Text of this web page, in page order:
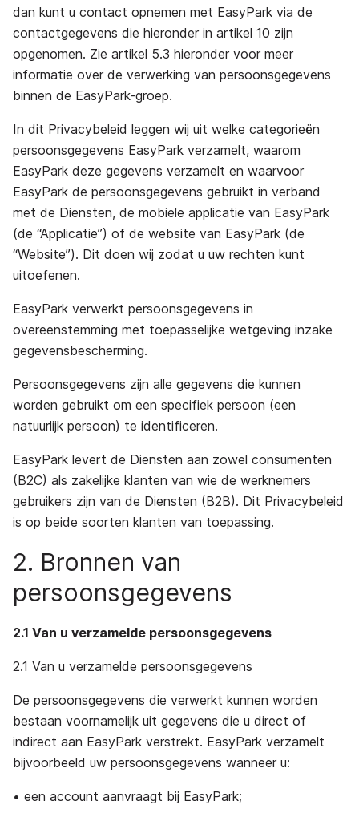
dan kunt u contact opnemen met EasyPark via de
contactgegevens die hieronder in artikel 10 zijn
opgenomen. Zie artikel 5.3 hieronder voor meer
informatie over de verwerking van persoonsgegevens
binnen de EasyPark-groep.
In dit Privacybeleid leggen wij uit welke categorieën
persoonsgegevens EasyPark verzamelt, waarom
EasyPark deze gegevens verzamelt en waarvoor
EasyPark de persoonsgegevens gebruikt in verband
met de Diensten, de mobiele applicatie van EasyPark
(de “Applicatie”) of de website van EasyPark (de
“Website”). Dit doen wij zodat u uw rechten kunt
uitoefenen.
EasyPark verwerkt persoonsgegevens in
overeenstemming met toepasselijke wetgeving inzake
gegevensbescherming.
Persoonsgegevens zijn alle gegevens die kunnen
worden gebruikt om een specifiek persoon (een
natuurlijk persoon) te identificeren.
EasyPark levert de Diensten aan zowel consumenten
(B2C) als zakelijke klanten van wie de werknemers
gebruikers zijn van de Diensten (B2B). Dit Privacybeleid
is op beide soorten klanten van toepassing.
2. Bronnen van
persoonsgegevens
2.1 Van u verzamelde persoonsgegevens
2.1 Van u verzamelde persoonsgegevens
De persoonsgegevens die verwerkt kunnen worden
bestaan voornamelijk uit gegevens die u direct of
indirect aan EasyPark verstrekt. EasyPark verzamelt
bijvoorbeeld uw persoonsgegevens wanneer u:
• een account aanvraagt bij EasyPark;